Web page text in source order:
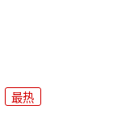
最热